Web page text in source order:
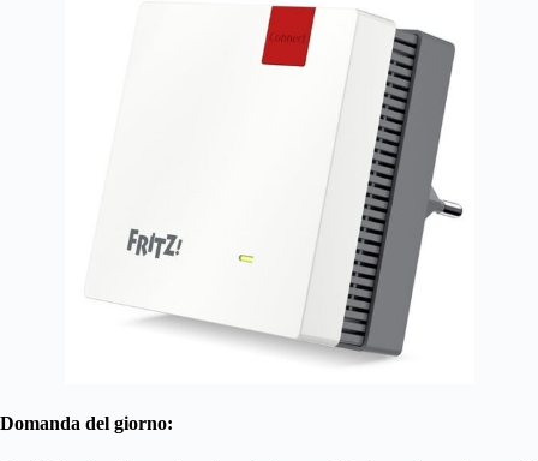
Domanda del giorno: